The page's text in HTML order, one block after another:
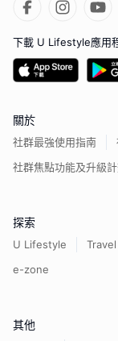
下載 U Lifestyle應用
關於
社群最強使用指南
社群焦點功能及升級
探索
U Lifestyle Travel
e-zone
其他